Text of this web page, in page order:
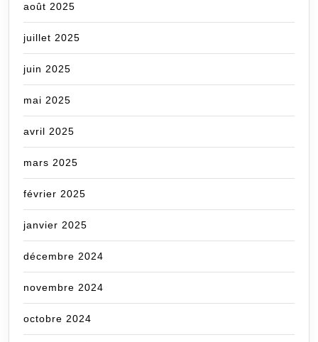
août 2025
juillet 2025
juin 2025
mai 2025
avril 2025
mars 2025
février 2025
janvier 2025
décembre 2024
novembre 2024
octobre 2024